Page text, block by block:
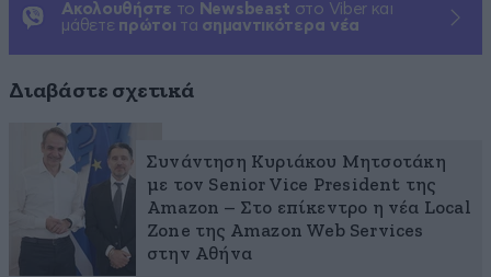
Ακολουθήστε το Newsbeast στο Viber και
μάθετε πρώτοι τα σημαντικότερα νέα
Διαβάστε σχετικά
Συνάντηση Κυριάκου Μητσοτάκη
με τον Senior Vice President της
Amazon – Στο επίκεντρο η νέα Local
Zone της Amazon Web Services
στην Αθήνα